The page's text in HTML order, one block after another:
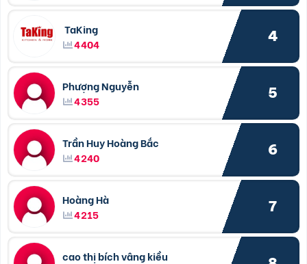
TaKing
4404
4
Phượng Nguyễn
4355
5
Trần Huy Hoàng Bắc
4240
6
Hoàng Hà
4215
7
cao thị bích vâng kiều